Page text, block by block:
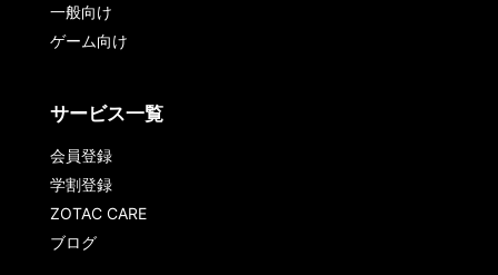
一般向け
ゲーム向け
サービス一覧
会員登録
学割登録
ZOTAC CARE
ブログ